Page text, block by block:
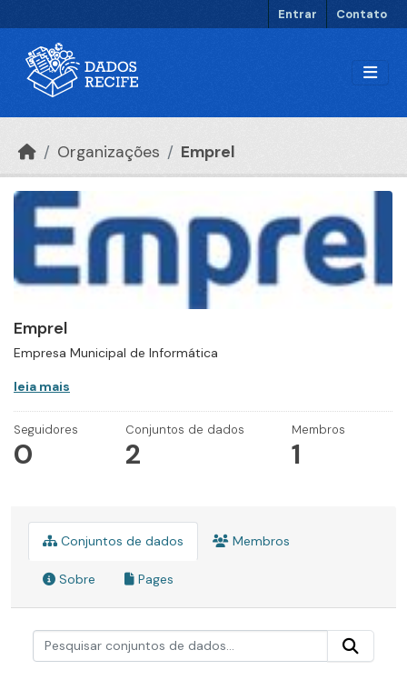
Entrar Contato
Organizações Emprel
Emprel
Empresa Municipal de Informática
leia mais
Seguidores
0
Conjuntos de dados
2
Membros
1
Conjuntos de dados Membros
Sobre Pages